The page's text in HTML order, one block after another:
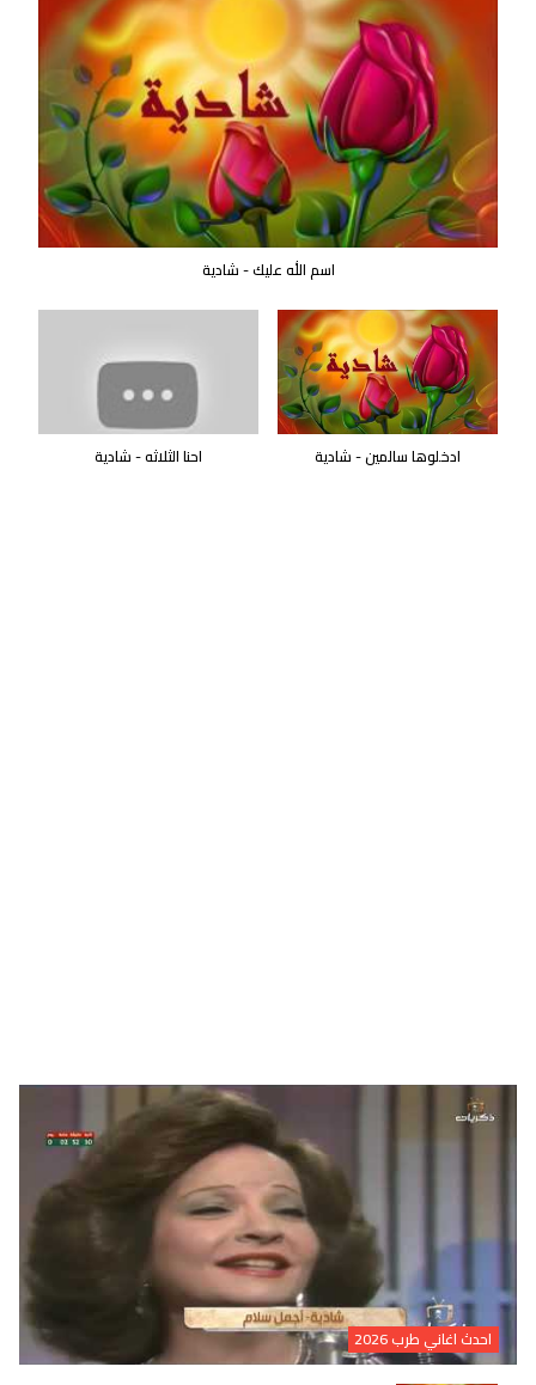
اسم الله عليك - شادية
ادخلوها سالمين - شادية احنا الثلاثه - شادية
احدث اغاني طرب 2026